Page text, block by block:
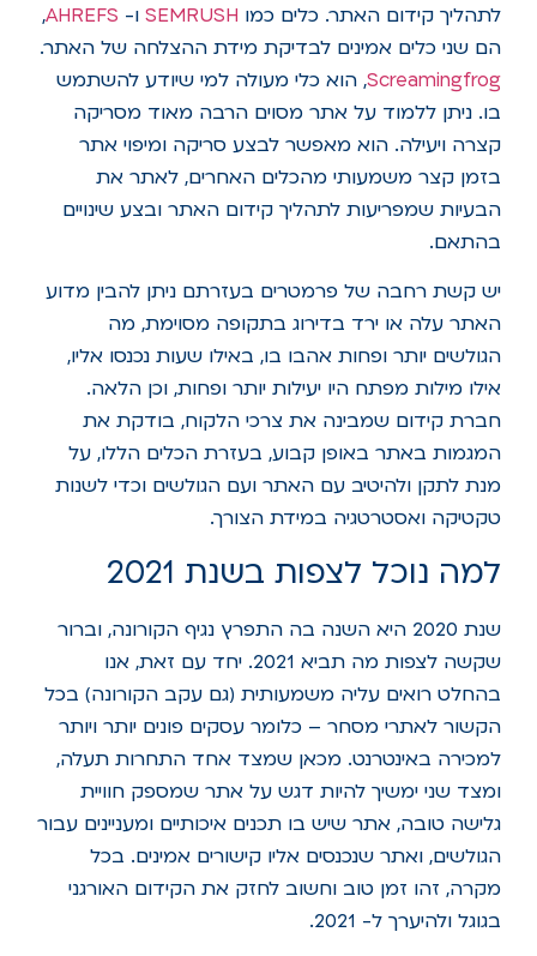
לתהליך קידום האתר. כלים כמו SEMRUSH ו- AHREFS
,
הם שני כלים אמינים לבדיקת מידת ההצלחה של האתר.
Screamingfrog, הוא כלי מעולה למי שיודע להשתמש
בו. ניתן ללמוד על אתר מסוים הרבה מאוד מסריקה
קצרה ויעילה. הוא מאפשר לבצע סריקה ומיפוי אתר
בזמן קצר משמעותי מהכלים האחרים, לאתר את
הבעיות שמפריעות לתהליך קידום האתר ובצע שינויים
בהתאם.
יש קשת רחבה של פרמטרים בעזרתם ניתן להבין מדוע
האתר עלה או ירד בדירוג בתקופה מסוימת, מה
הגולשים יותר ופחות אהבו בו, באילו שעות נכנסו אליו,
אילו מילות מפתח היו יעילות יותר ופחות, וכן הלאה.
חברת קידום שמבינה את צרכי הלקוח, בודקת את
המגמות באתר באופן קבוע, בעזרת הכלים הללו, על
מנת לתקן ולהיטיב עם האתר ועם הגולשים וכדי לשנות
טקטיקה ואסטרטגיה במידת הצורך.
למה נוכל לצפות בשנת 2021
שנת 2020 היא השנה בה התפרץ נגיף הקורונה, וברור
שקשה לצפות מה תביא 2021. יחד עם זאת, אנו
בהחלט רואים עליה משמעותית (גם עקב הקורונה) בכל
הקשור לאתרי מסחר – כלומר עסקים פונים יותר ויותר
למכירה באינטרנט. מכאן שמצד אחד התחרות תעלה,
ומצד שני ימשיך להיות דגש על אתר שמספק חוויית
גלישה טובה, אתר שיש בו תכנים איכותיים ומעניינים עבור
הגולשים, ואתר שנכנסים אליו קישורים אמינים. בכל
מקרה, זהו זמן טוב וחשוב לחזק את הקידום האורגני
בגוגל ולהיערך ל- 2021.